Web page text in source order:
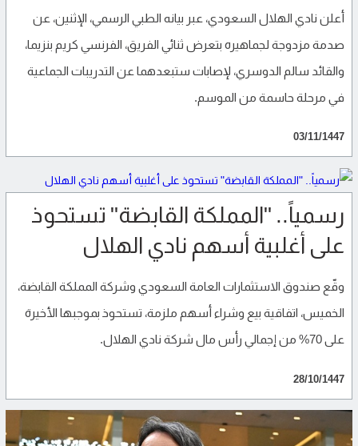
أعلن نادي الهلال السعودي، عبر بيانه الطبي الرسمي، الإثنين، عن
صدمة مزدوجة لجماهيره بتعرض ثنائي الفريق، الفرنسي كريم بنزيما،
والقائد سالم الدوسري، لإصابات ستبعدهما عن التدريبات الجماعية
في مرحلة حاسمة من الموسم.
03/11/1447
رسمياً.. "المملكة القابضة" تستحوذ
على أغلبية أسهم نادي الهلال
وقّع صندوق الاستثمارات العامة السعودي وشركة المملكة القابضة،
الخميس، اتفاقية بيع وشراء أسهم ملزمة، تستحوذ بموجبها الأخيرة
على 70% من إجمالي رأس مال شركة نادي الهلال.
28/10/1447